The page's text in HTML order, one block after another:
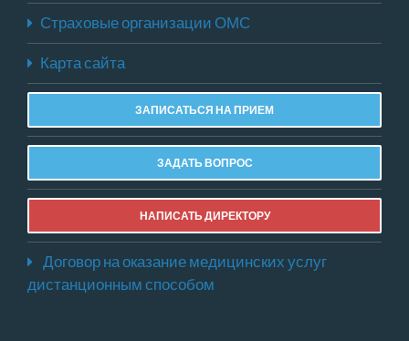
Страховые организации ОМС
Карта сайта
ЗАПИСАТЬСЯ НА ПРИЕМ
ЗАДАТЬ ВОПРОС
НАПИСАТЬ ДИРЕКТОРУ
Договор на оказание медицинских услуг
дистанционным способом